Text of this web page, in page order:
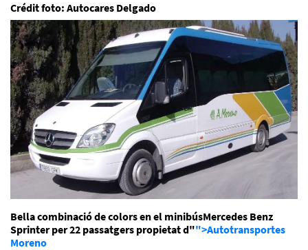
Crédit foto: Autocares Delgado
Bella combinació de colors en el minibúsMercedes Benz
Sprinter per 22 passatgers propietat d"">Autotransportes
Moreno